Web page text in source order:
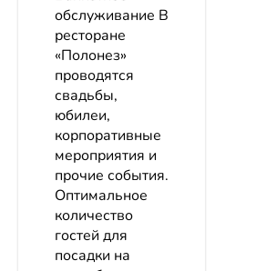
обслуживание В
ресторане
«Полонез»
проводятся
свадьбы,
юбилеи,
корпоративные
мероприятия и
прочие события.
Оптимальное
количество
гостей для
посадки на